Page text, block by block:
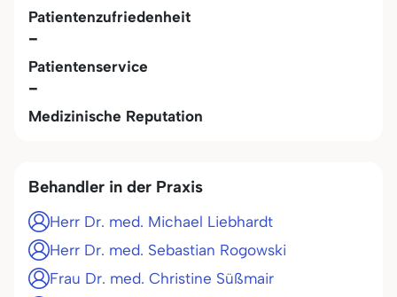
Patientenzufriedenheit
-
Patientenservice
-
Medizinische Reputation
Behandler in der Praxis
Herr Dr. med. Michael Liebhardt
Herr Dr. med. Sebastian Rogowski
Frau Dr. med. Christine Süßmair